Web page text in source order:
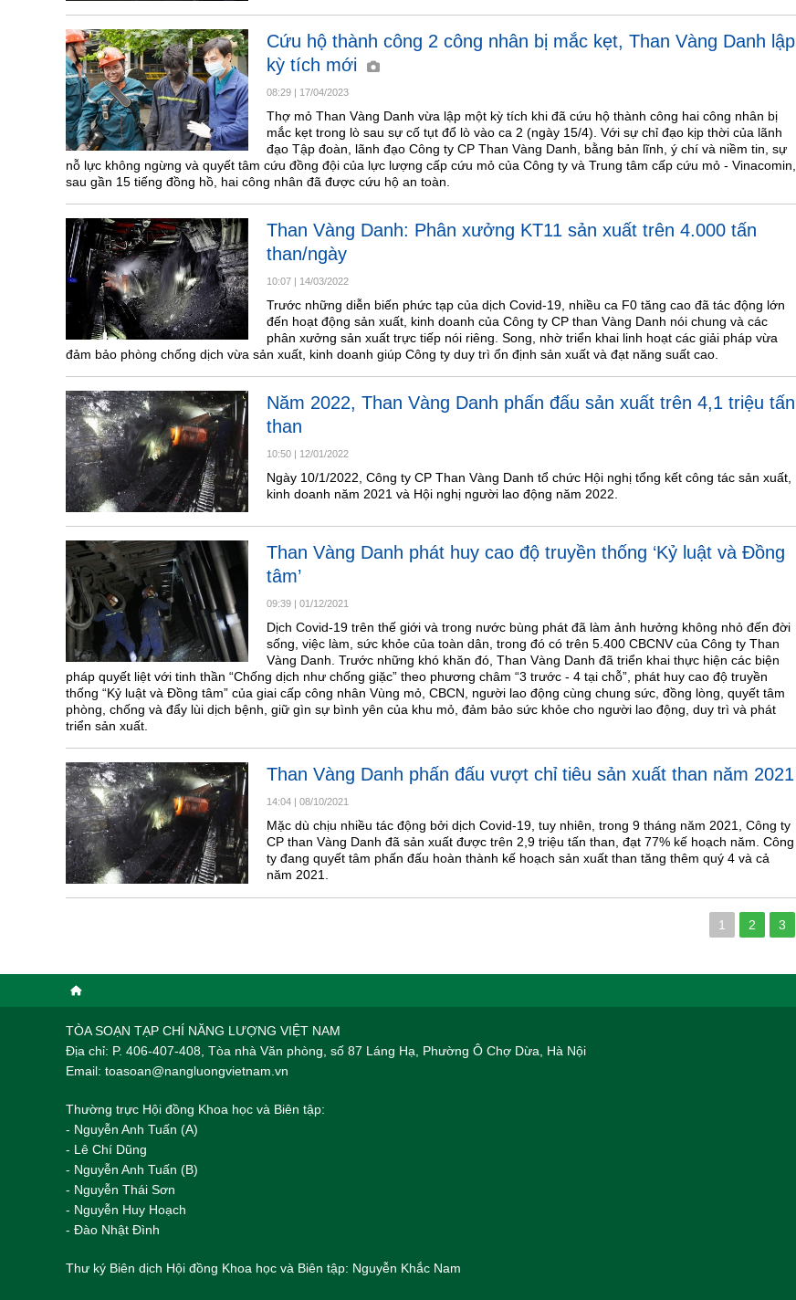
Cứu hộ thành công 2 công nhân bị mắc kẹt, Than Vàng Danh lập
kỳ tích mới
08:29 | 17/04/2023
Thợ mỏ Than Vàng Danh vừa lập một kỳ tích khi đã cứu hộ thành công hai công nhân bị
mắc kẹt trong lò sau sự cố tụt đổ lò vào ca 2 (ngày 15/4). Với sự chỉ đạo kịp thời của lãnh
đạo Tập đoàn, lãnh đạo Công ty CP Than Vàng Danh, bằng bản lĩnh, ý chí và niềm tin, sự
nỗ lực không ngừng và quyết tâm cứu đồng đội của lực lượng cấp cứu mỏ của Công ty và Trung tâm cấp cứu mỏ - Vinacomin,
sau gần 15 tiếng đồng hồ, hai công nhân đã được cứu hộ an toàn.
Than Vàng Danh: Phân xưởng KT11 sản xuất trên 4.000 tấn
than/ngày
10:07 | 14/03/2022
Trước những diễn biến phức tạp của dịch Covid-19, nhiều ca F0 tăng cao đã tác động lớn
đến hoạt động sản xuất, kinh doanh của Công ty CP than Vàng Danh nói chung và các
phân xưởng sản xuất trực tiếp nói riêng. Song, nhờ triển khai linh hoạt các giải pháp vừa
đảm bảo phòng chống dịch vừa sản xuất, kinh doanh giúp Công ty duy trì ổn định sản xuất và đạt năng suất cao.
Năm 2022, Than Vàng Danh phấn đấu sản xuất trên 4,1 triệu tấn
than
10:50 | 12/01/2022
Ngày 10/1/2022, Công ty CP Than Vàng Danh tổ chức Hội nghị tổng kết công tác sản xuất,
kinh doanh năm 2021 và Hội nghị người lao động năm 2022.
Than Vàng Danh phát huy cao độ truyền thống ‘Kỷ luật và Đồng
tâm’
09:39 | 01/12/2021
Dịch Covid-19 trên thế giới và trong nước bùng phát đã làm ảnh hưởng không nhỏ đến đời
sống, việc làm, sức khỏe của toàn dân, trong đó có trên 5.400 CBCNV của Công ty Than
Vàng Danh. Trước những khó khăn đó, Than Vàng Danh đã triển khai thực hiện các biện
pháp quyết liệt với tinh thần “Chống dịch như chống giặc” theo phương châm “3 trước - 4 tại chỗ”, phát huy cao độ truyền
thống “Kỷ luật và Đồng tâm” của giai cấp công nhân Vùng mỏ, CBCN, người lao động cùng chung sức, đồng lòng, quyết tâm
phòng, chống và đẩy lùi dịch bệnh, giữ gìn sự bình yên của khu mỏ, đảm bảo sức khỏe cho người lao động, duy trì và phát
triển sản xuất.
Than Vàng Danh phấn đấu vượt chỉ tiêu sản xuất than năm 2021
14:04 | 08/10/2021
Mặc dù chịu nhiều tác động bởi dịch Covid-19, tuy nhiên, trong 9 tháng năm 2021, Công ty
CP than Vàng Danh đã sản xuất được trên 2,9 triệu tấn than, đạt 77% kế hoạch năm. Công
ty đang quyết tâm phấn đấu hoàn thành kế hoạch sản xuất than tăng thêm quý 4 và cả
năm 2021.
1 2 3
TÒA SOẠN TẠP CHÍ NĂNG LƯỢNG VIỆT NAM
Địa chỉ: P. 406-407-408, Tòa nhà Văn phòng, số 87 Láng Hạ, Phường Ô Chợ Dừa, Hà Nội
Email: toasoan@nangluongvietnam.vn
Thường trực Hội đồng Khoa học và Biên tập:
​​​​​​- Nguyễn Anh Tuấn (A)
- Lê Chí Dũng
- Nguyễn Anh Tuấn (B)
- Nguyễn Thái Sơn
- Nguyễn Huy Hoạch
- Đào Nhật Đình
Thư ký Biên dịch Hội đồng Khoa học và Biên tập: Nguyễn Khắc Nam